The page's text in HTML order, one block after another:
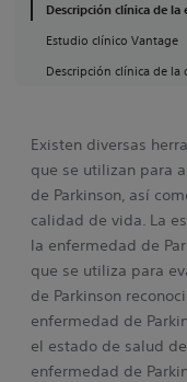
Descripción clínica de
Estudio clínico Vantage
Descripción clínica de la
Existen diversas
que se utilizan para
de Parkinson, así
calidad de vida. La
la enfermedad de
que se utiliza para
de Parkinson
enfermedad de
el estado de salud
enfermedad de